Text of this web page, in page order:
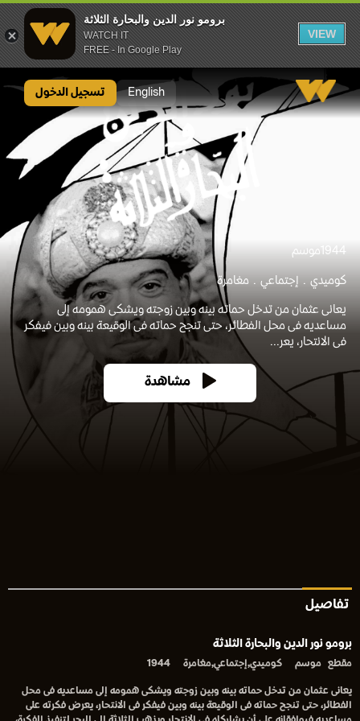
برومو نور الدين والبحارة الثلاثة
WATCH IT
FREE - In Google Play
VIEW
English تسجيل الدخول
1944موسم
كوميدي إجتماعي مغامرة
يعانى عثمان من تدخل حماته بينه وبين زوجته ويشكى همومه إلى
مساعديه فى محل الفطائر، حتى تنجح حماته فى الوقيعة بينه وبين فيفكر
فى الانتحار، يعر...
مشاهدة
تفاصيل
برومو نور الدين والبحارة الثلاثة
مقطع موسم كوميدي,إجتماعي,مغامرة 1944
يعانى عثمان من تدخل حماته بينه وبين زوجته ويشكى همومه إلى مساعديه فى محل
الفطائر، حتى تنجح حماته فى الوقيعة بينه وبين فيفكر فى الانتحار، يعرض فكرته على